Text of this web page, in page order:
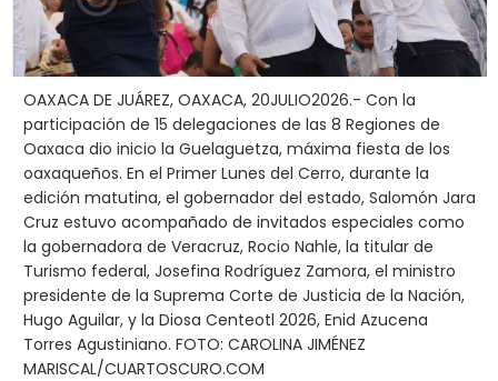
OAXACA DE JUÁREZ, OAXACA, 20JULIO2026.- Con la
participación de 15 delegaciones de las 8 Regiones de
Oaxaca dio inicio la Guelaguetza, máxima fiesta de los
oaxaqueños. En el Primer Lunes del Cerro, durante la
edición matutina, el gobernador del estado, Salomón Jara
Cruz estuvo acompañado de invitados especiales como
la gobernadora de Veracruz, Rocio Nahle, la titular de
Turismo federal, Josefina Rodríguez Zamora, el ministro
presidente de la Suprema Corte de Justicia de la Nación,
Hugo Aguilar, y la Diosa Centeotl 2026, Enid Azucena
Torres Agustiniano. FOTO: CAROLINA JIMÉNEZ
MARISCAL/CUARTOSCURO.COM